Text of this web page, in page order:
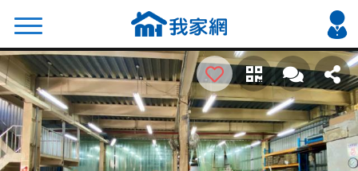
搜尋
熱門關鍵字